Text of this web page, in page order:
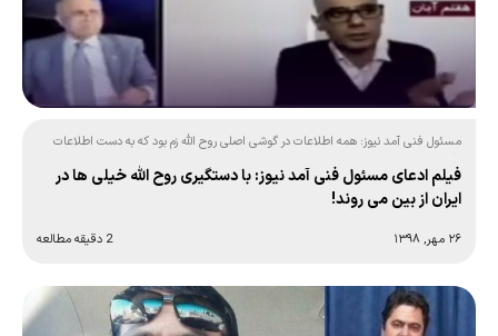
مسئول فنی آمد نیوز: همه اطلاعات در گوشی اصلی روح الله زم بود که به دست اطلاعات
فیلم ادعای مسئول فنی آمد نیوز: با دستگیری روح الله خیلی ها در
ایران از بین می روند!
۲۶ مهر, ۱۳۹۸ 2 دقیقه مطالعه